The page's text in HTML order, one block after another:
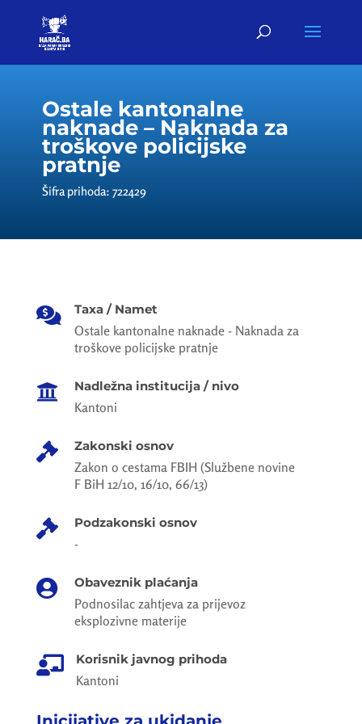
Ostale kantonalne
naknade – Naknada za
troškove policijske
pratnje
Šifra prihoda: 722429
 Taxa / Namet
Ostale kantonalne naknade - Naknada za
troškove policijske pratnje
 Nadležna institucija / nivo
Kantoni
 Zakonski osnov
Zakon o cestama FBIH (Službene novine
F BiH 12/10, 16/10, 66/13)
 Podzakonski osnov
-
 Obaveznik plaćanja
Podnosilac zahtjeva za prijevoz
eksplozivne materije
 Korisnik javnog prihoda
Kantoni